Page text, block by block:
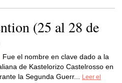
(25 al 28 de
Fue el nombre en clave dado a la
de Kastelorizo Castelrosso en
la Segunda Guerr...
Leer el